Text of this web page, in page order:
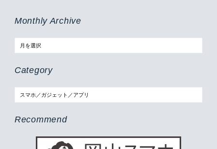
Monthly Archive
Category
Recommend